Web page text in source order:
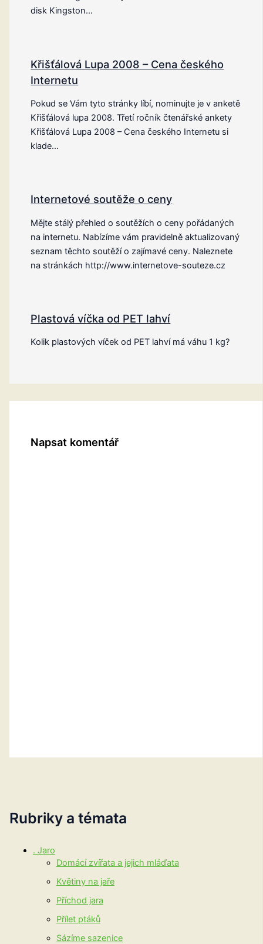
Rubriky a témata
. Jaro
Domácí zvířata a jejich mláďata
Květiny na jaře
Příchod jara
Přílet ptáků
Sázíme sazenice
disk Kingston…
Křišťálová Lupa 2008 – Cena českého
Internetu
Pokud se Vám tyto stránky líbí, nominujte je v anketě
Křišťálová lupa 2008. Třetí ročník čtenářské ankety
Křišťálová Lupa 2008 – Cena českého Internetu si
klade…
Internetové soutěže o ceny
Mějte stálý přehled o soutěžích o ceny pořádaných
na internetu. Nabízíme vám pravidelně aktualizovaný
seznam těchto soutěží o zajímavé ceny. Naleznete
na stránkách http://www.internetove-souteze.cz
Plastová víčka od PET lahví
Kolik plastových víček od PET lahví má váhu 1 kg?
Napsat komentář